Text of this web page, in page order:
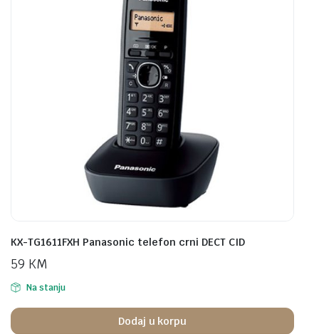
KX-TG1611FXH Panasonic telefon crni DECT CID
59 KM
Na stanju
Dodaj u korpu